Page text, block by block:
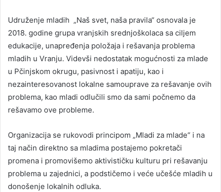
Udruženje mladih „Naš svet, naša pravila“ osnovala je
2018. godine grupa vranjskih srednjoškolaca sa ciljem
edukacije, unapređenja položaja i rešavanja problema
mladih u Vranju. Videvši nedostatak mogućnosti za mlade
u Pčinjskom okrugu, pasivnost i apatiju, kao i
nezainteresovanost lokalne samouprave za rešavanje ovih
problema, kao mladi odlučili smo da sami počnemo da
rešavamo ove probleme.
Organizacija se rukovodi principom „Mladi za mlade“ i na
taj način direktno sa mladima postajemo pokretači
promena i promovišemo aktivističku kulturu pri rešavanju
problema u zajednici, a podstičemo i veće učešće mladih u
donošenje lokalnih odluka.